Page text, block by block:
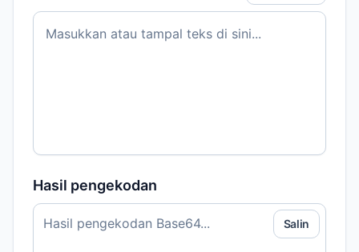
Masukkan atau tampal teks di sini...
Hasil pengekodan
Salin